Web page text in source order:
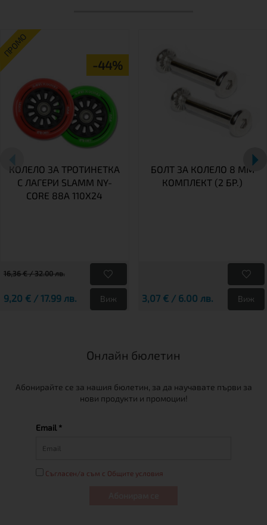
ПРОМО
-44%
КОЛЕЛО ЗА ТРОТИНЕТКА
С ЛАГЕРИ SLAMM NY-
CORE 88A 110X24
16,36 € / 32.00 лв.
9,20 € / 17.99 лв. Виж
БОЛТ ЗА КОЛЕЛО 8 ММ
КОМПЛЕКТ (2 БР.)
3,07 € / 6.00 лв. Виж
Онлайн бюлетин
Абонирайте се за нашия бюлетин, за да научавате първи за
нови продукти и промоции!
Email *
Съгласен/а съм с Общите условия